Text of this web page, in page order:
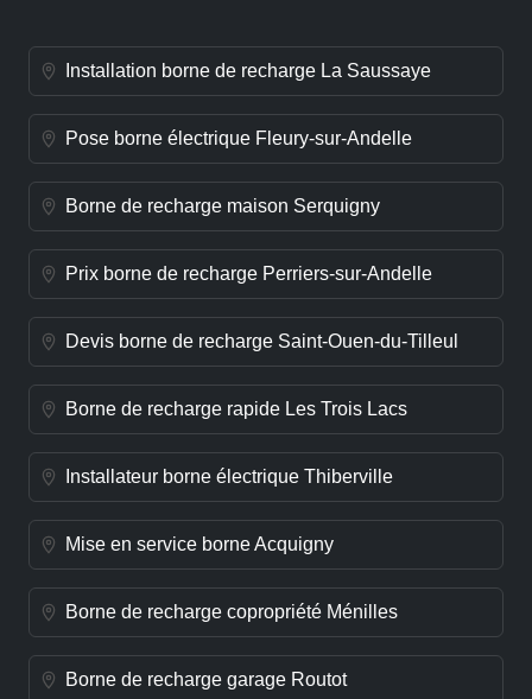
Installation borne de recharge La Saussaye
Pose borne électrique Fleury-sur-Andelle
Borne de recharge maison Serquigny
Prix borne de recharge Perriers-sur-Andelle
Devis borne de recharge Saint-Ouen-du-Tilleul
Borne de recharge rapide Les Trois Lacs
Installateur borne électrique Thiberville
Mise en service borne Acquigny
Borne de recharge copropriété Ménilles
Borne de recharge garage Routot